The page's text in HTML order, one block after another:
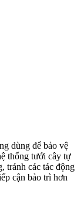
dùng để bảo vệ
thống tưới cây tự
tránh các tác động
cận bảo trì hơn